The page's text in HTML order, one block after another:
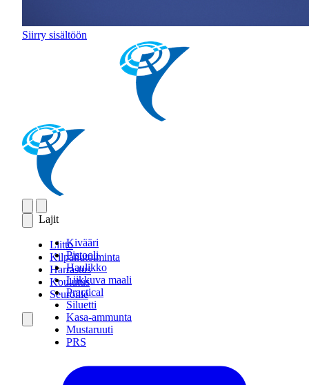
Siirry sisältöön
Lajit
Kivääri
Pistooli
Haulikko
Liikkuva maali
Practical
Siluetti
Kasa-ammunta
Mustaruuti
PRS
Liitto
Kilpailutoiminta
Harrastus
Koulutus
Seuroille